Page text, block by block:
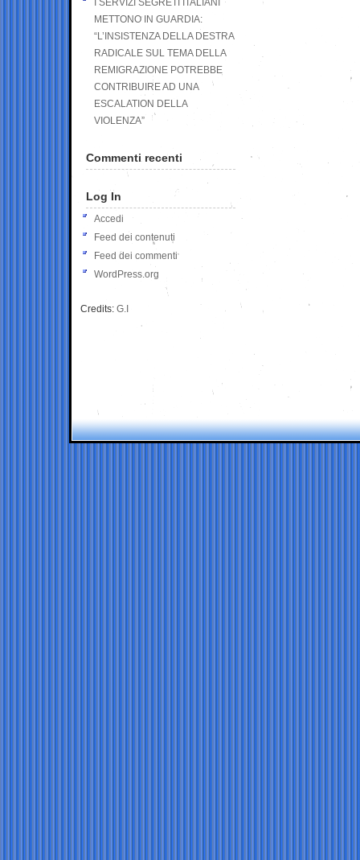
I SERVIZI SEGRETI ITALIANI
METTONO IN GUARDIA:
“L’INSISTENZA DELLA DESTRA
RADICALE SUL TEMA DELLA
REMIGRAZIONE POTREBBE
CONTRIBUIRE AD UNA
ESCALATION DELLA
VIOLENZA”
Commenti recenti
Log In
Accedi
Feed dei contenuti
Feed dei commenti
WordPress.org
Credits: G.I